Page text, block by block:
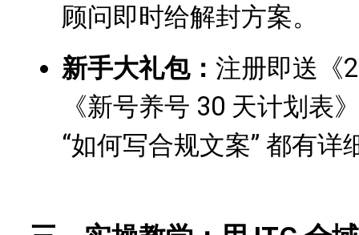
顾问即时给解封方案。
新手大礼包： 注册即送《
《新号养号 30 天计划表
“如何写合规文案” 都有详